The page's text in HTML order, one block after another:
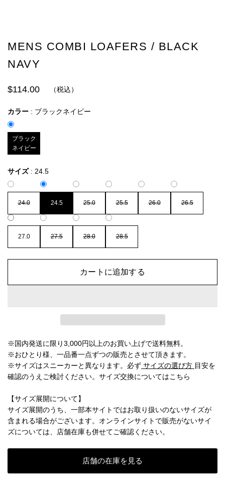
MENS COMBI LOAFERS / BLACK
NAVY
$114.00 （税込）
カラー : ブラックネイビー
ブラック
ネイビー
サイズ : 24.5
24.0 24.5 25.0 25.5 26.0 26.5
27.0 27.5 28.0 28.5
カートに追加する
※国内発送に限り3,000円以上のお買い上げで送料無料。
※おひとり様、一品番一点ずつの販売とさせて頂きます。
※サイズはスニーカーと異なります。必ず サイズの選び方 目安を
確認のうえご検討ください。 サイズ交換についてはこちら
【サイズ展開について】
サイズ展開のうち、一部本サイトではお取り扱いのないサイズが
含まれる場合がございます。オンラインサイトで販売がないサイ
ズについては、店舗在庫も併せてご確認ください。
店舗の在庫を見る